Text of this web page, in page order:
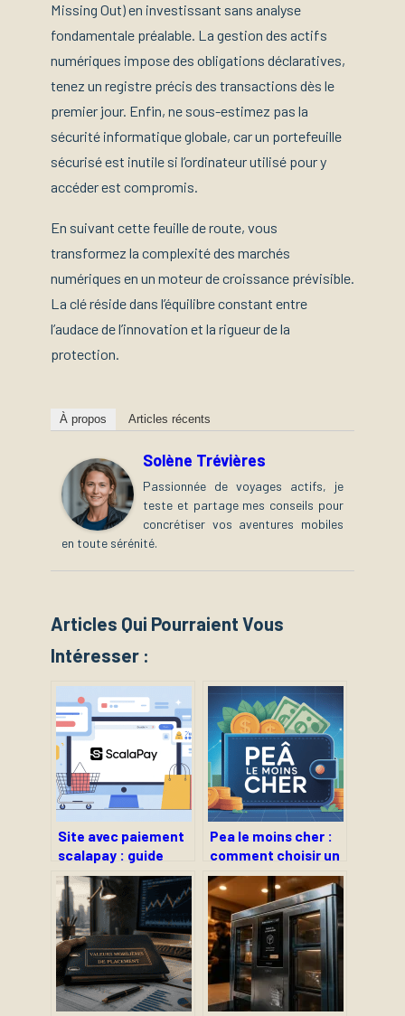
Missing Out) en investissant sans analyse
fondamentale préalable. La gestion des actifs
numériques impose des obligations déclaratives,
tenez un registre précis des transactions dès le
premier jour. Enfin, ne sous-estimez pas la
sécurité informatique globale, car un portefeuille
sécurisé est inutile si l’ordinateur utilisé pour y
accéder est compromis.
En suivant cette feuille de route, vous
transformez la complexité des marchés
numériques en un moteur de croissance prévisible.
La clé réside dans l’équilibre constant entre
l’audace de l’innovation et la rigueur de la
protection.
À propos Articles récents
Solène Trévières
Passionnée de voyages actifs, je
teste et partage mes conseils pour
concrétiser vos aventures mobiles
en toute sérénité.
Articles Qui Pourraient Vous
Intéresser :
Site avec paiement
scalapay : guide
complet pour
l’intégrer sans
risque
Pea le moins cher :
comment choisir un
pea vraiment
avantageux